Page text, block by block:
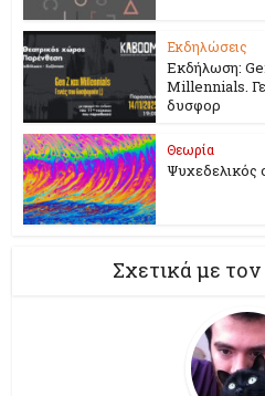
Εκδηλώσεις
Εκδήλωση:
Millennials.
δυσφορ
Θεωρία
Ψυχεδελικός
Σχετικά με